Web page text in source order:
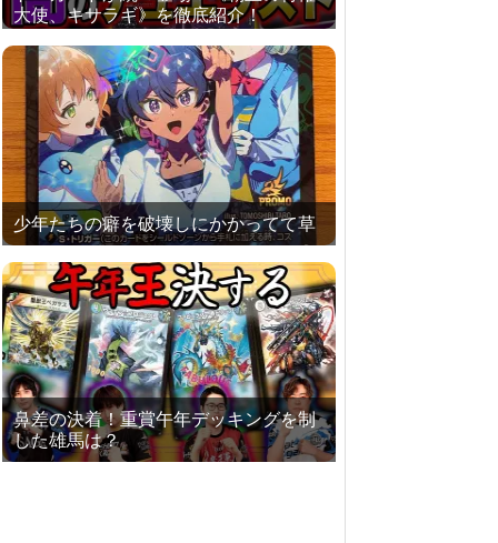
大使、キサラギ》を徹底紹介！
少年たちの癖を破壊しにかかってて草
鼻差の決着！重賞午年デッキングを制
した雄馬は？